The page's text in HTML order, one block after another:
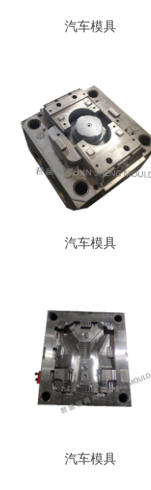
汽车模具
汽车模具
汽车模具